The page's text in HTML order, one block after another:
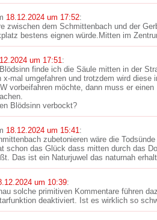
18.12.2024 um 17:52:
zwischen dem Schmittenbach und der
bestens eignen würde.Mitten im
um 17:51:
finde ich die Säule mitten in der
x-mal umgefahren und trotzdem wird diese
vorbeifahren möchte, dann muss er
Blödsinn verbockt?
18.12.2024 um 15:41:
zubetonieren wäre die
schon das Glück dass mitten durch das
Das ist ein Naturjuwel das naturnah
um 10:39:
solche primitiven Kommentare führen
deaktiviert. Ist es wirklich so